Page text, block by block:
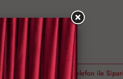
Telefon ile